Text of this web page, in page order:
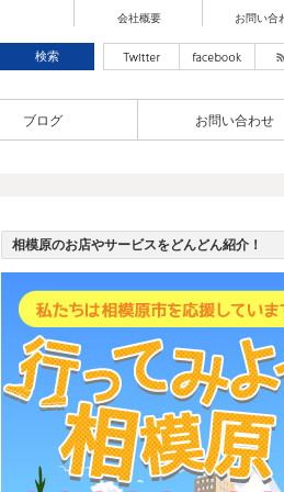
会社概要 お問い合
ブログ お問い合わせ
相模原のお店やサービスをどんどん紹介！